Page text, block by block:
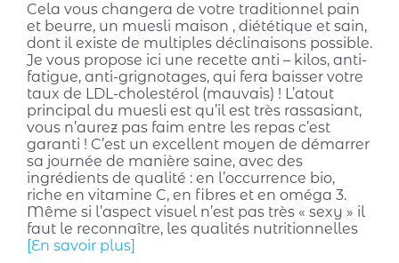
Cela vous changera de votre traditionnel pain
et beurre, un muesli maison , diététique et sain,
dont il existe de multiples déclinaisons possible.
Je vous propose ici une recette anti – kilos, anti-
fatigue, anti-grignotages, qui fera baisser votre
taux de LDL-cholestérol (mauvais) ! L’atout
principal du muesli est qu’il est très rassasiant,
vous n’aurez pas faim entre les repas c’est
garanti ! C’est un excellent moyen de démarrer
sa journée de manière saine, avec des
ingrédients de qualité : en l’occurrence bio,
riche en vitamine C, en fibres et en oméga 3.
Même si l’aspect visuel n’est pas très « sexy » il
faut le reconnaître, les qualités nutritionnelles
[En savoir plus]